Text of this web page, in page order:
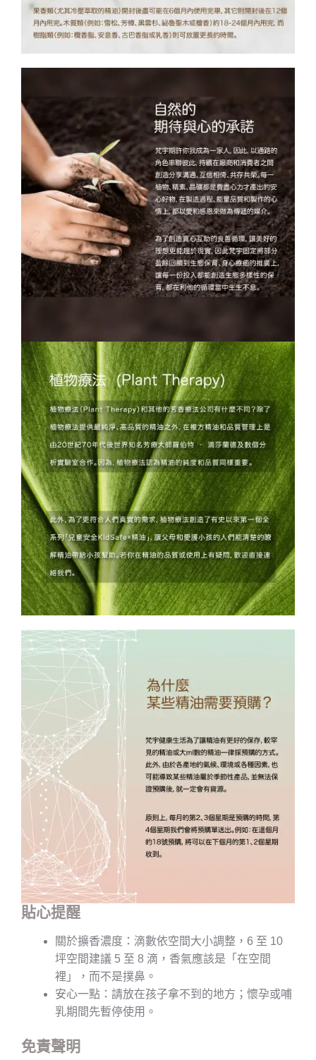
貼心提醒
關於擴香濃度：滴數依空間大小調整，6 至 10
坪空間建議 5 至 8 滴，香氣應該是「在空間
裡」，而不是撲鼻。
安心一點：請放在孩子拿不到的地方；懷孕或哺
乳期間先暫停使用。
免責聲明